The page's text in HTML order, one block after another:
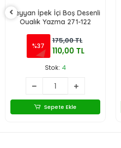
Reyyan İpek İçi Boş Desenli
Oyalık Yazma 271-122
%37
175,00 TL
110,00 TL
Stok: 4
Sepete Ekle